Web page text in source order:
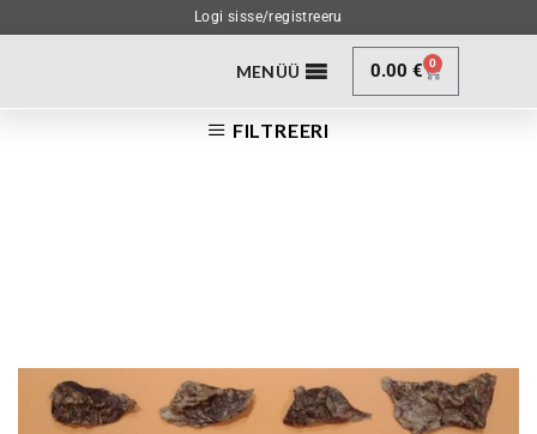
Logi sisse/registreeru
MENÜÜ 0.00€ 0
FILTREERI